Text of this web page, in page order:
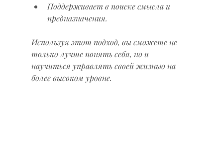
Поддерживает в поиске смысла и
предназначения.
Используя этот подход, вы сможете не
только лучше понять себя, но и
научиться управлять своей жизнью на
более высоком уровне.